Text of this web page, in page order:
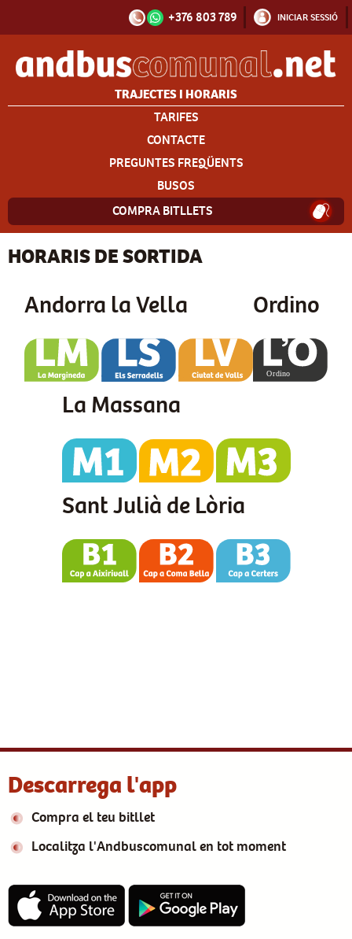
+376 803 789 INICIAR SESSIÓ
TRAJECTES I HORARIS
TARIFES
CONTACTE
PREGUNTES FREQÜENTS
BUSOS
COMPRA BITLLETS
HORARIS DE SORTIDA
Andorra la Vella Ordino
La Massana
Sant Julià de Lòria
Descarrega l'app
Compra el teu bitllet
Localitza l'Andbuscomunal en tot moment